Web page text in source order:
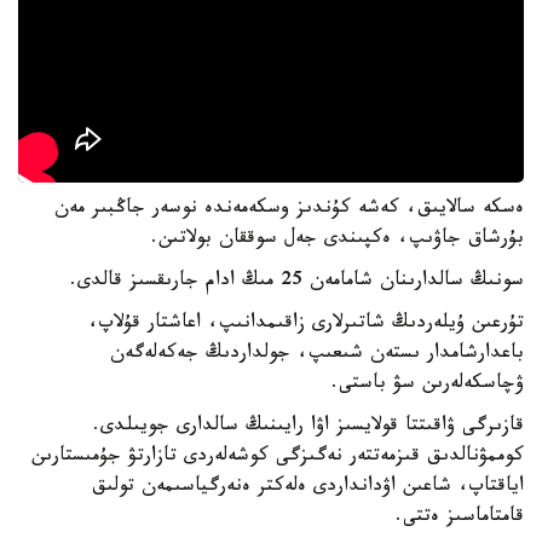
ەسكە سالايىق، كەشە كۇندىز وسكەمەندە نوسەر جاڭبىر مەن
بۇرشاق جاۋىپ، ەكپىندى جەل سوققان بولاتىن.
سونىڭ سالدارىنان شامامەن 25 مىڭ ادام جارىقسىز قالدى.
تۇرعىن ۇيلەردىڭ شاتىرلارى زاقىمدانىپ، اعاشتار قۇلاپ،
باعدارشامدار ىستەن شىعىپ، جولداردىڭ جەكەلەگەن
ۋچاسكەلەرىن سۋ باستى.
قازىرگى ۋاقىتتا قولايسىز اۋا رايىنىڭ سالدارى جويىلدى.
كوممۋنالدىق قىزمەتتەر نەگىزگى كوشەلەردى تازارتۋ جۇمىستارىن
اياقتاپ، شاعىن اۋدانداردى ەلەكتر ەنەرگياسىمەن تولىق
قامتاماسىز ەتتى.